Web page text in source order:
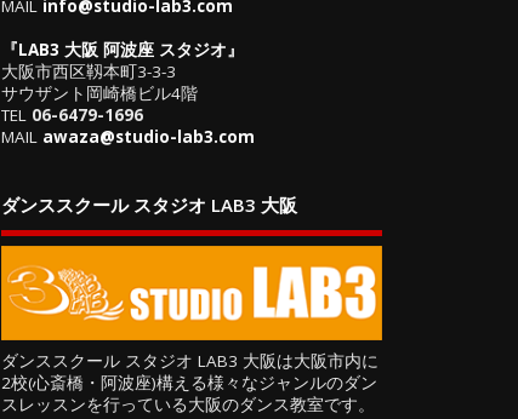
MAIL info@studio-lab3.com
『LAB3 大阪 阿波座 スタジオ』
大阪市西区靱本町3-3-3
サウザント岡崎橋ビル4階
TEL 06-6479-1696
MAIL awaza@studio-lab3.com
ダンススクール スタジオ LAB3 大阪
ダンススクール スタジオ LAB3 大阪は大阪市内に
2校(心斎橋・阿波座)構える様々なジャンルのダン
スレッスンを行っている大阪のダンス教室です。